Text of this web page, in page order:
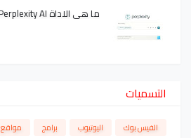
ما هي الاداة Perplexity AI كيف تعمل واستخدم؟
التسميات
الفيس بوك اليوتيوب برامج مواقع